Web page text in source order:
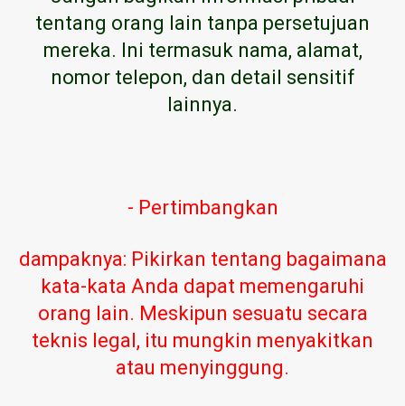
tentang orang lain tanpa persetujuan
mereka. Ini termasuk nama, alamat,
nomor telepon, dan detail sensitif
lainnya.
- Pertimbangkan
dampaknya: Pikirkan tentang bagaimana
kata-kata Anda dapat memengaruhi
orang lain. Meskipun sesuatu secara
teknis legal, itu mungkin menyakitkan
atau menyinggung.